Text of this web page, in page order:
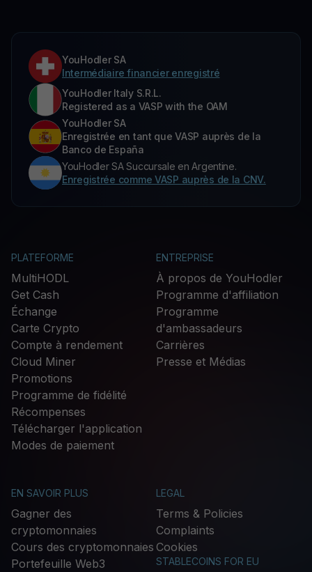
YouHodler SA
Intermédiaire financier enregistré
YouHodler Italy S.R.L.
Registered as a VASP with the OAM
YouHodler SA
Enregistrée en tant que VASP auprès de la
Banco de España
YouHodler SA Succursale en Argentine.
Enregistrée comme VASP auprès de la CNV.
PLATEFORME
MultiHODL
Get Cash
Échange
Carte Crypto
Compte à rendement
Cloud Miner
Promotions
Programme de fidélité
Récompenses
Télécharger l'application
Modes de paiement
ENTREPRISE
À propos de YouHodler
Programme d'affiliation
Programme
d'ambassadeurs
Carrières
Presse et Médias
EN SAVOIR PLUS
Gagner des
cryptomonnaies
Cours des cryptomonnaies
Portefeuille Web3
LEGAL
Terms & Policies
Complaints
Cookies
STABLECOINS FOR EU